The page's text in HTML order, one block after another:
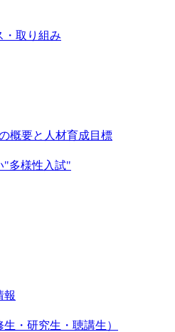
・取り組み
概要と人材育成目標
"多様性入試"
報
・研究生・聴講生）